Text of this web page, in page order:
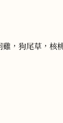
，狗尾草，核